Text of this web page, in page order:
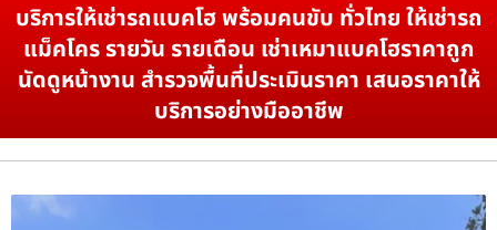
บริการให้เช่ารถแบคโฮ พร้อมคนขับ ทั่วไทย ให้เช่ารถ
แม็คโคร รายวัน รายเดือน เช่าเหมาแบคโฮราคาถูก
นัดดูหน้างาน สำรวจพื้นที่ประเมินราคา เสนอราคาให้
บริการอย่างมืออาชีพ